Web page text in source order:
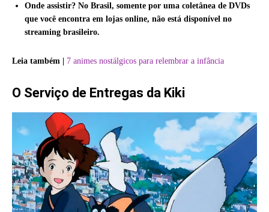
Onde assistir? No Brasil, somente por uma coletânea de DVDs
que você encontra em lojas online, não está disponível no
streaming brasileiro.
Leia também | 7 animes nostálgicos para relembrar a infância
O Serviço de Entregas da Kiki